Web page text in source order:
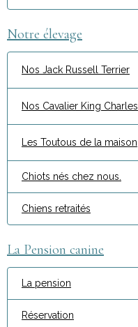
Notre élevage
Nos Jack Russell Terrier
Nos Cavalier King Charles
Les Toutous de la maison
Chiots nés chez nous.
Chiens retraités
La Pension canine
La pension
Réservation